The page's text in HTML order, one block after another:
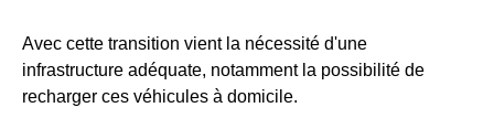
Avec cette transition vient la nécessité d'une
infrastructure adéquate, notamment la possibilité de
recharger ces véhicules à domicile.